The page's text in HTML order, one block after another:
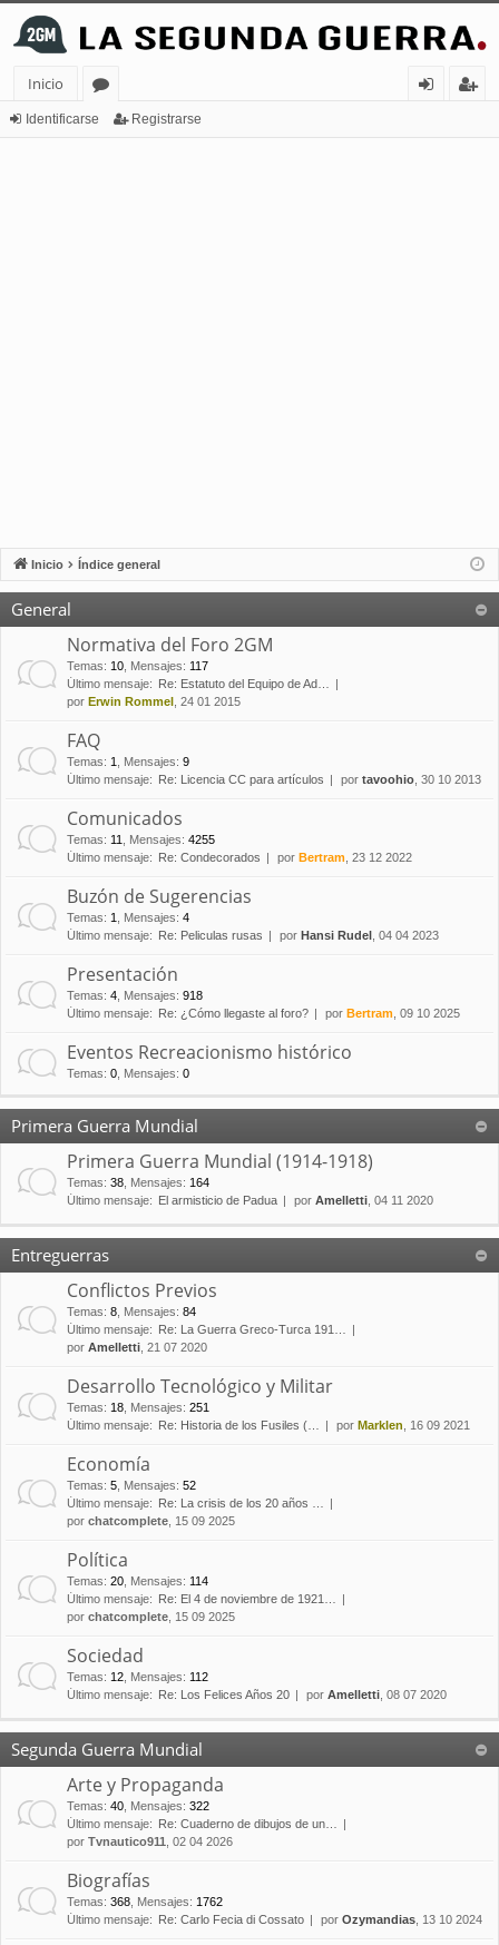
Inicio
or
Identificarse Registrarse
Inicio Índice general
General
Normativa del Foro 2GM
Temas: 10 Mensajes: 117
Último mensaje:
Re: Estatuto del Equipo de Ad…
por Erwin Rommel , 24 01 2015
FAQ
Temas: 1 Mensajes: 9
Último mensaje:
Re: Licencia CC para artículos por tavoohio , 30 10 2013
Comunicados
Temas: 11 Mensajes: 4255
Último mensaje:
Re: Condecorados por Bertram , 23 12 2022
Buzón de Sugerencias
Temas: 1 Mensajes: 4
Último mensaje:
Re: Peliculas rusas por Hansi Rudel , 04 04 2023
Presentación
Temas: 4 Mensajes: 918
Último mensaje:
Re: ¿Cómo llegaste al foro? por Bertram , 09 10 2025
Eventos Recreacionismo histórico
Temas: 0 Mensajes: 0
Primera Guerra Mundial
Primera Guerra Mundial (1914-1918)
Temas: 38 Mensajes: 164
Último mensaje:
El armisticio de Padua por Amelletti , 04 11 2020
Entreguerras
Conflictos Previos
Temas: 8 Mensajes: 84
Último mensaje:
Re: La Guerra Greco-Turca 191…
por Amelletti , 21 07 2020
Desarrollo Tecnológico y Militar
Temas: 18 Mensajes: 251
Último mensaje:
Re: Historia de los Fusiles (… por Marklen , 16 09 2021
Economía
Temas: 5 Mensajes: 52
Último mensaje:
Re: La crisis de los 20 años …
por chatcomplete , 15 09 2025
Política
Temas: 20 Mensajes: 114
Último mensaje:
Re: El 4 de noviembre de 1921…
por chatcomplete , 15 09 2025
Sociedad
Temas: 12 Mensajes: 112
Último mensaje:
Re: Los Felices Años 20 por Amelletti , 08 07 2020
Segunda Guerra Mundial
Arte y Propaganda
Temas: 40 Mensajes: 322
Último mensaje:
Re: Cuaderno de dibujos de un…
por Tvnautico911 , 02 04 2026
Biografías
Temas: 368 Mensajes: 1762
Último mensaje:
Re: Carlo Fecia di Cossato por Ozymandias , 13 10 2024